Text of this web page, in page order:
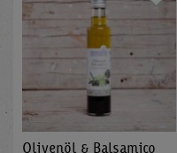
Olivenöl & Balsamico